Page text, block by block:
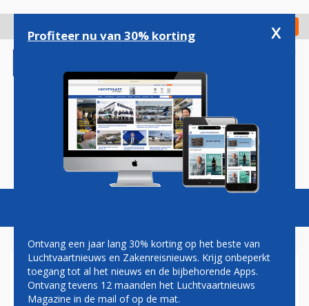
gaan
Check in
Magazine Podcasts Vacatures
PAUL MELKERT: GAS
Profiteer nu van 30% korting x
Ontvang een jaar lang 30% korting op het beste van
Luchtvaartnieuws en Zakenreisnieuws. Krijg onbeperkt
toegang tot al het nieuws en de bijbehorende Apps.
Ontvang tevens 12 maanden het Luchtvaartnieuws
Magazine in de mail of op de mat.